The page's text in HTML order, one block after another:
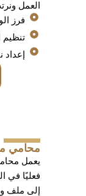
العمل
فرز
محامي
يعمل
فعليًا في
إلى ملف